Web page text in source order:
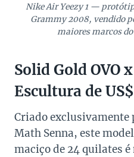
Nike Air Yeezy 1 —
Grammy 2008, vendido
maiores marcos
Solid Gold OVO
Escultura de
Criado exclusivamente
Math Senna, este
maciço de 24 quilates